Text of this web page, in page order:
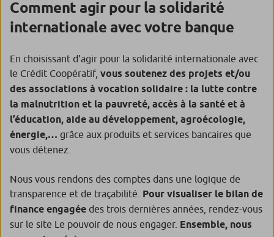
Comment agir pour la solidarité
internationale avec votre banque
En choisissant d’agir pour la solidarité internationale avec
le Crédit Coopératif, vous soutenez des projets et/ou
des associations à vocation solidaire : la lutte contre
la malnutrition et la pauvreté, accès à la santé et à
l’éducation, aide au développement, agroécologie,
énergie,… grâce aux produits et services bancaires que
vous détenez.
Nous vous rendons des comptes dans une logique de
transparence et de traçabilité. Pour visualiser le bilan de
finance engagée des trois dernières années, rendez-vous
sur le site Le pouvoir de nous engager. Ensemble, nous